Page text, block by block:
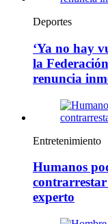
Deportes
‘Ya no hay
la
renuncia
Entretenimiento
Humanos
experto